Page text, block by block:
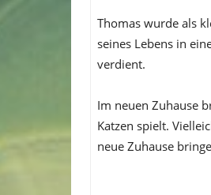
Thomas wurde als
seines Lebens in
verdient.
Im neuen Zuhause
Katzen spielt.
neue Zuhause